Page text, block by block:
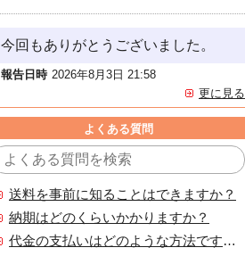
今回もありがとうございました。
報告日時 2026年8月3日 21:58
更に見る
よくある質問
送料を事前に知ることはできますか？
納期はどのくらいかかりますか？
代金の支払いはどのような方法ですか？